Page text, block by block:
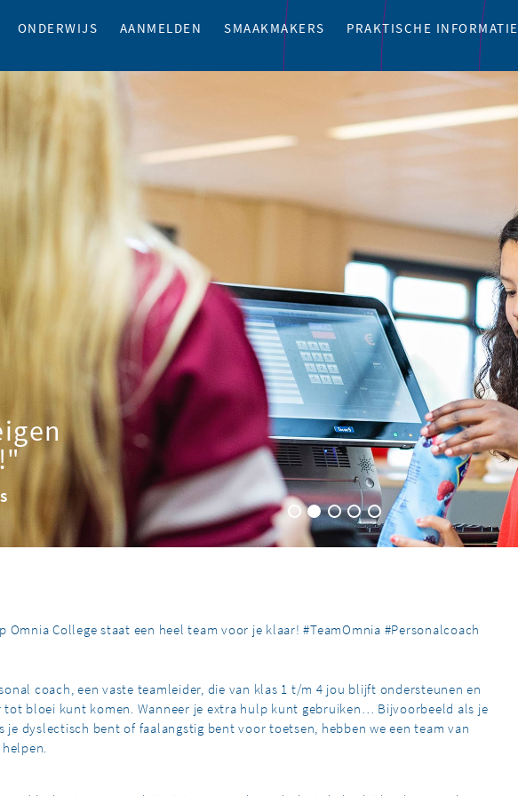
ONDERWIJS AANMELDEN SMAAKMAKERS PRAKTISCHE INFORMATIE
Omnia College staat een heel team voor je klaar! #TeamOmnia #Personalcoach
coach, een vaste teamleider, die van klas 1 t/m 4 jou blijft ondersteunen en
tot bloei kunt komen. Wanneer je extra hulp kunt gebruiken… Bijvoorbeeld als je
je dyslectisch bent of faalangstig bent voor toetsen, hebben we een team van